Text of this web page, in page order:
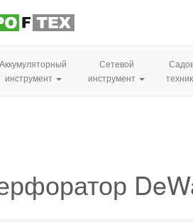
Аккумуляторный
инструмент
Сетевой
инструмент